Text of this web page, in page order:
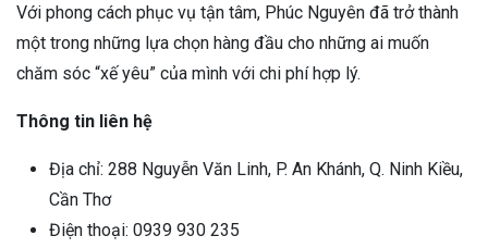
Với phong cách phục vụ tận tâm, Phúc Nguyên đã trở thành
một trong những lựa chọn hàng đầu cho những ai muốn
chăm sóc “xế yêu” của mình với chi phí hợp lý.
Thông tin liên hệ
Địa chỉ: 288 Nguyễn Văn Linh, P. An Khánh, Q. Ninh Kiều,
Cần Thơ
Điện thoại: 0939 930 235